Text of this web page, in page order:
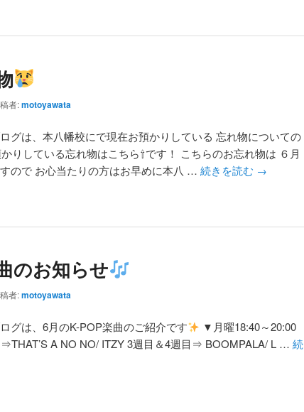
者:motoyawata
グは、本八幡校にで現在お預かりしている 忘れ物についての
りしている忘れ物はこちら⇧です！ こちらのお忘れ物は ６月
ので お心当たりの方はお早めに本八 … 続きを読む →
のお知らせ
者:motoyawata
グは、6月のK-POP楽曲のご紹介です
▼月曜18:40～20:00
A NO NO/ ITZY 3週目＆4週目⇒ BOOMPALA/ L … 続